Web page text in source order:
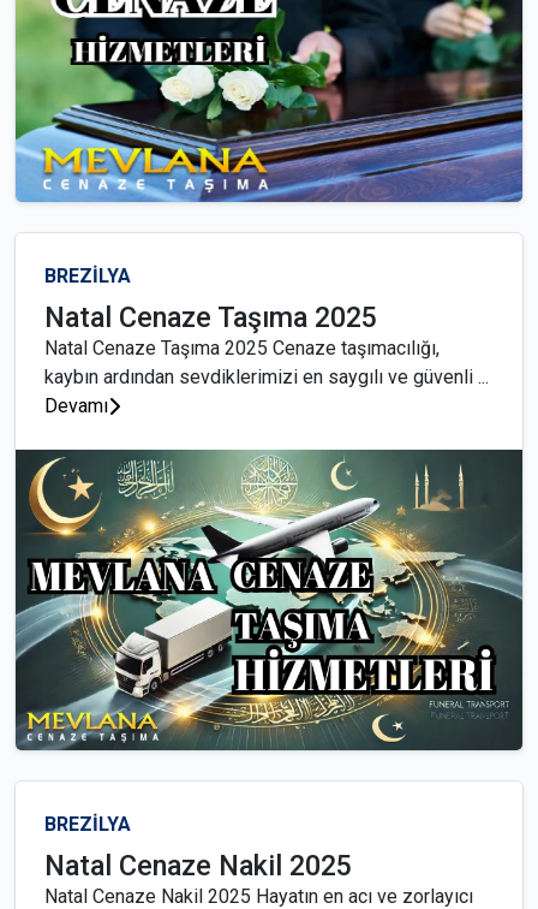
BREZİLYA
Natal Cenaze Taşıma 2025
Natal Cenaze Taşıma 2025 Cenaze taşımacılığı,
kaybın ardından sevdiklerimizi en saygılı ve güvenli ...
Devamı
BREZİLYA
Natal Cenaze Nakil 2025
Natal Cenaze Nakil 2025 Hayatın en acı ve zorlayıcı